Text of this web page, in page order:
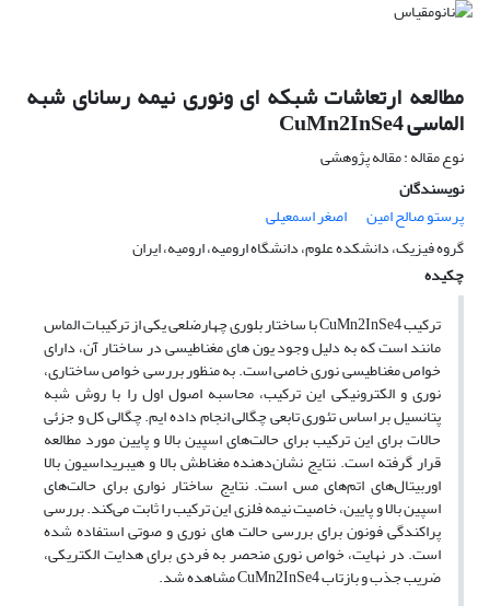
مطالعه ارتعاشات شبکه ای ونوری نیمه رسانای شبه
الماسی CuMn2InSe4
نوع مقاله : مقاله پژوهشی
نویسندگان
پرستو صالح امین
اصغر اسمعیلی
گروه فیزیک، دانشکده علوم، دانشگاه ارومیه، ارومیه، ایران
چکیده
ترکیب CuMn2InSe4 با ساختار بلوری چهارضلعی یکی از ترکیبات الماس
مانند است که به دلیل وجود یون های مغناطیسی در ساختار آن، دارای
خواص مغناطیسی نوری خاصی است. به منظور بررسی خواص ساختاری،
نوری و الکترونیکی این ترکیب، محاسبه اصول اول را با روش شبه
پتانسیل بر اساس تئوری تابعی چگالی انجام داده ایم. چگالی کل و جزئی
حالات برای این ترکیب برای حالت‌های اسپین بالا و پایین مورد مطالعه
قرار گرفته است. نتایج نشان‌دهنده مغناطش بالا و هیبریداسیون بالا
اوربیتال‌های اتم‌های مس است. نتایج ساختار نواری برای حالت‌های
اسپین بالا و پایین، خاصیت نیمه فلزی این ترکیب را ثابت می‌کند. بررسی
پراکندگی فونون برای بررسی حالت های نوری و صوتی استفاده شده
است. در نهایت، خواص نوری منحصر به فردی برای هدایت الکتریکی،
ضریب جذب و بازتاب CuMn2InSe4 مشاهده شد.